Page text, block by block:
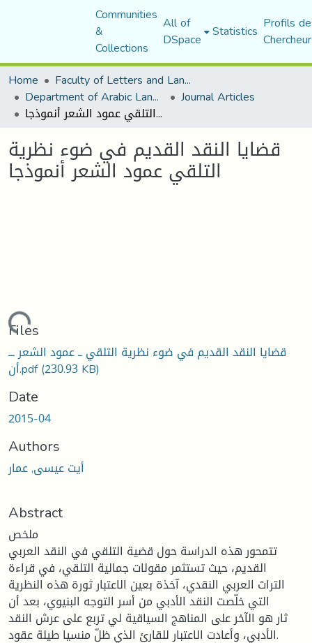
Communities
&
Collections
All of
DSpace Statistics Profils
Home
Faculty of Letters and Languages
Department of Arabic Language and Literature Journal Articles
قضايا النقد القديم في ضوء نظرية التلقي عمود الشعر أنموذجا
قضايا النقد القديم في ضوء نظرية
التلقي عمود الشعر أنموذجا
Loading...
Files
قضايا النقد القديم في ضوء نظرية التلقي ــ عمود الشعر ـــ
أن.pdf(230.93 KB)
Date
2015-04
Authors
أيت عيسى, عمار
Abstract
ملخص
تتمحور هذه الدراسة حول قضية التلقي في النقد العربي
القديم، حيث تستثمر مقولات جمالية التلقي، في قراءة
التراث العربي النقدي، آخذة بعين الاعتبار ثورة هذه النظرية
التي خلّصت النقد الأدبي من أسر التوجه البنيوي، بعد أن
ثار هو الآخر على المناهج السياقية لي تربع على عرش النقد
الأدبي، وأعادت الاعتبار للقارئ الذي ظلّ منسيا طيلة عقود.